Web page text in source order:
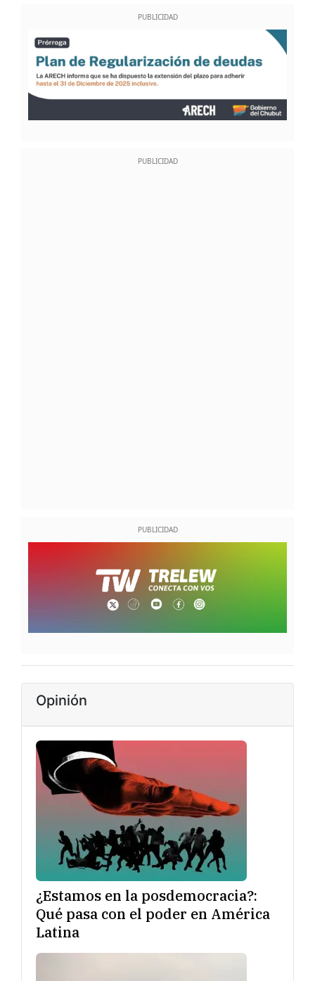
Opinión
¿Estamos en la posdemocracia?:
Qué pasa con el poder en América
Latina